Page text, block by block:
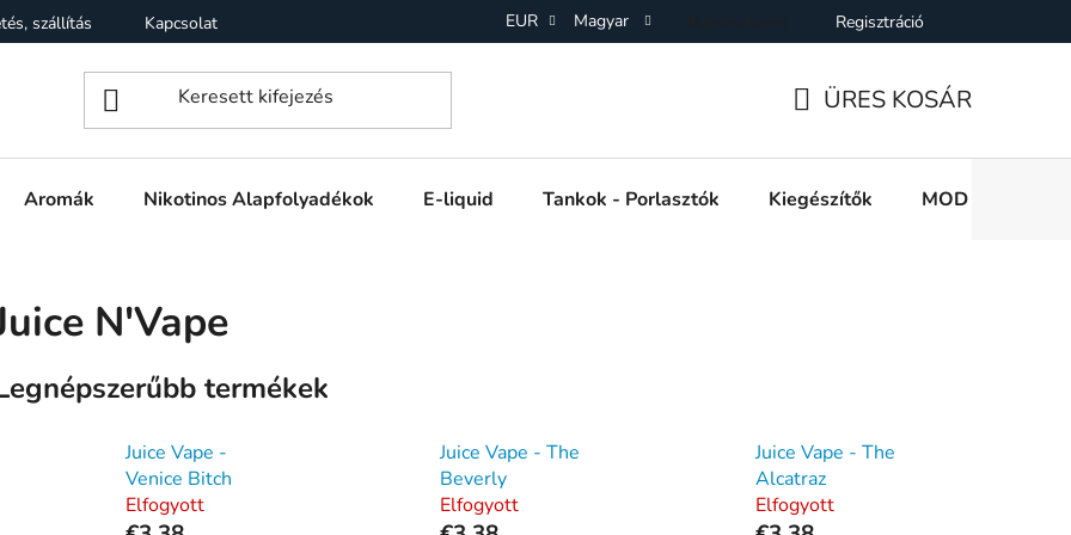
szállítás Kapcsolat Üzleti feltételek (ÁSZF) Adatkezelési Tájékoztató Elállás a Vásárlástol
EUR Magyar Regisztráció
ÜRES KOSÁR
Aromák Nikotinos Alapfolyadékok E-liquid Tankok - Porlasztók Kiegészítők MOD e cigi
N'Vape
termékek
Juice Vape -
Venice Bitch
Elfogyott
Juice Vape - The
Beverly
Elfogyott
Juice Vape - The
Alcatraz
Elfogyott